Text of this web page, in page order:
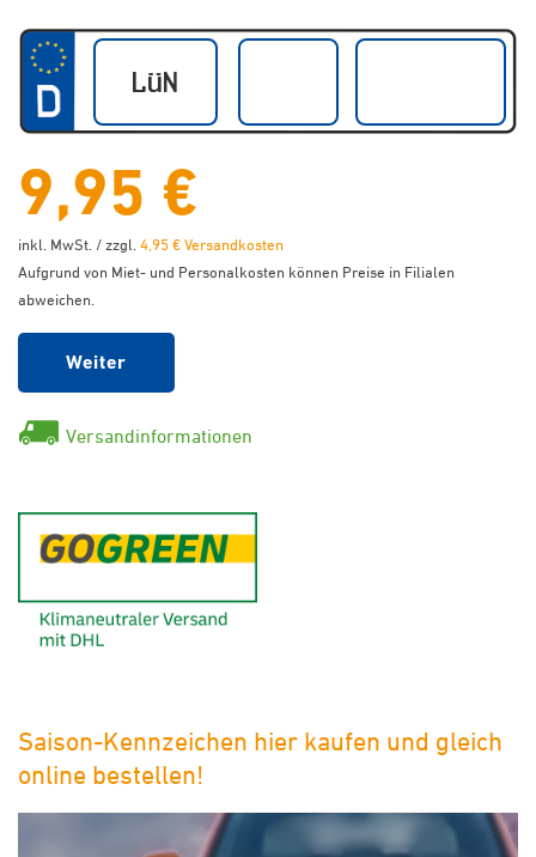
9,95 €
inkl. MwSt. / zzgl.4,95 € Versandkosten
Aufgrund von Miet- und Personalkosten können Preise in Filialen
abweichen.
Weiter
Versandinformationen
Saison-Kennzeichen hier kaufen und gleich
online bestellen!